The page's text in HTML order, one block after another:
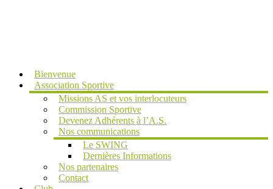
Bienvenue
Association Sportive
Missions AS et vos interlocuteurs
Commission Sportive
Devenez Adhérents à l’A.S.
Nos communications
Le SWING
Dernières Informations
Nos partenaires
Contact